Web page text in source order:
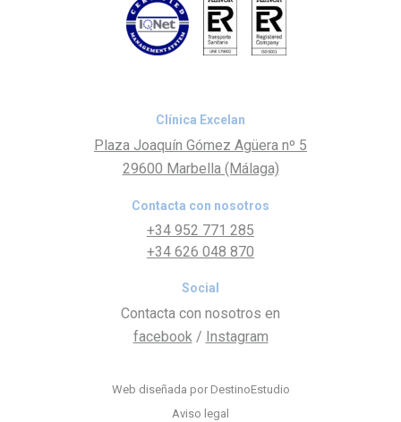
Clínica Excelan
Plaza Joaquín Gómez Agüera nº 5
29600 Marbella (Málaga)
Contacta con nosotros
+34 952 771 285
+34 626 048 870
Social
Contacta con nosotros en
facebook/ Instagram
Web diseñada por DestinoEstudio
Aviso legal